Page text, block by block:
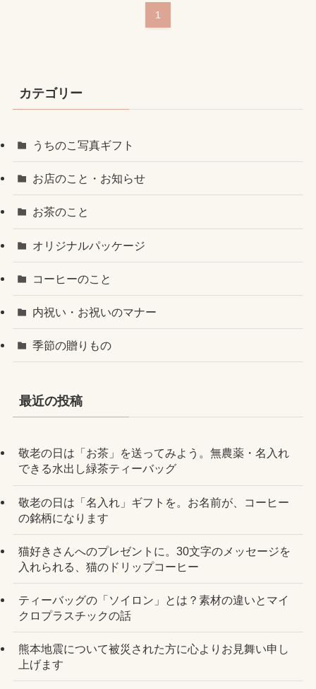
1
カテゴリー
うちのこ写真ギフト
お店のこと・お知らせ
お茶のこと
オリジナルパッケージ
コーヒーのこと
内祝い・お祝いのマナー
季節の贈りもの
最近の投稿
敬老の日は「お茶」を送ってみよう。無農薬・名入れ
できる水出し緑茶ティーバッグ
敬老の日は「名入れ」ギフトを。お名前が、コーヒー
の銘柄になります
猫好きさんへのプレゼントに。30文字のメッセージを
入れられる、猫のドリップコーヒー
ティーバッグの「ソイロン」とは？素材の違いとマイ
クロプラスチックの話
熊本地震について被災された方に心よりお見舞い申し
上げます